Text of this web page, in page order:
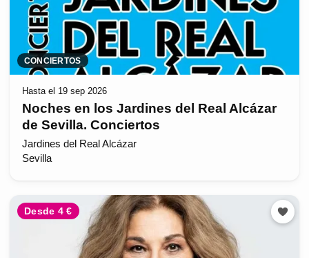
CONCIERTOS
Hasta el 19 sep 2026
Noches en los Jardines del Real Alcázar
de Sevilla. Conciertos
Jardines del Real Alcázar
Sevilla
Desde 4 €